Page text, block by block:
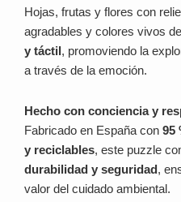
Hojas, frutas y flores con
agradables y colores vivos
y táctil, promoviendo la
a través de la emoción.
Hecho con conciencia y
Fabricado en España con 95
y reciclables, este puzzle
durabilidad y seguridad,
valor del cuidado ambiental.